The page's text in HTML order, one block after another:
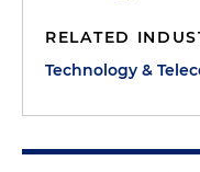
RELATED
Technology &